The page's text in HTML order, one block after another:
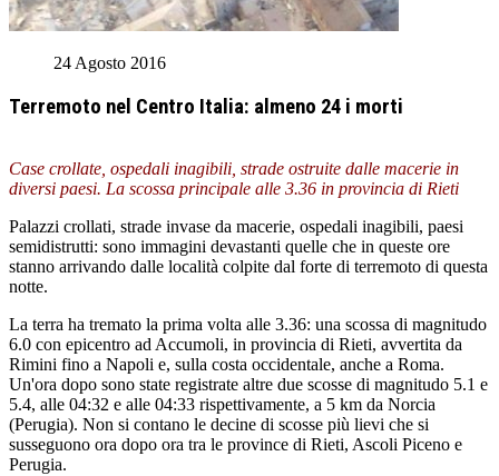
24 Agosto 2016
Terremoto nel Centro Italia: almeno 24 i morti
Case crollate, ospedali inagibili, strade ostruite dalle macerie in
diversi paesi. La scossa principale alle 3.36 in provincia di Rieti
Palazzi crollati, strade invase da macerie, ospedali inagibili, paesi
semidistrutti: sono immagini devastanti quelle che in queste ore
stanno arrivando dalle località colpite dal forte di terremoto di questa
notte.
La terra ha tremato la prima volta alle 3.36: una scossa di magnitudo
6.0 con epicentro ad Accumoli, in provincia di Rieti, avvertita da
Rimini fino a Napoli e, sulla costa occidentale, anche a Roma.
Un'ora dopo sono state registrate altre due scosse di magnitudo 5.1 e
5.4, alle 04:32 e alle 04:33 rispettivamente, a 5 km da Norcia
(Perugia). Non si contano le decine di scosse più lievi che si
susseguono ora dopo ora tra le province di Rieti, Ascoli Piceno e
Perugia.